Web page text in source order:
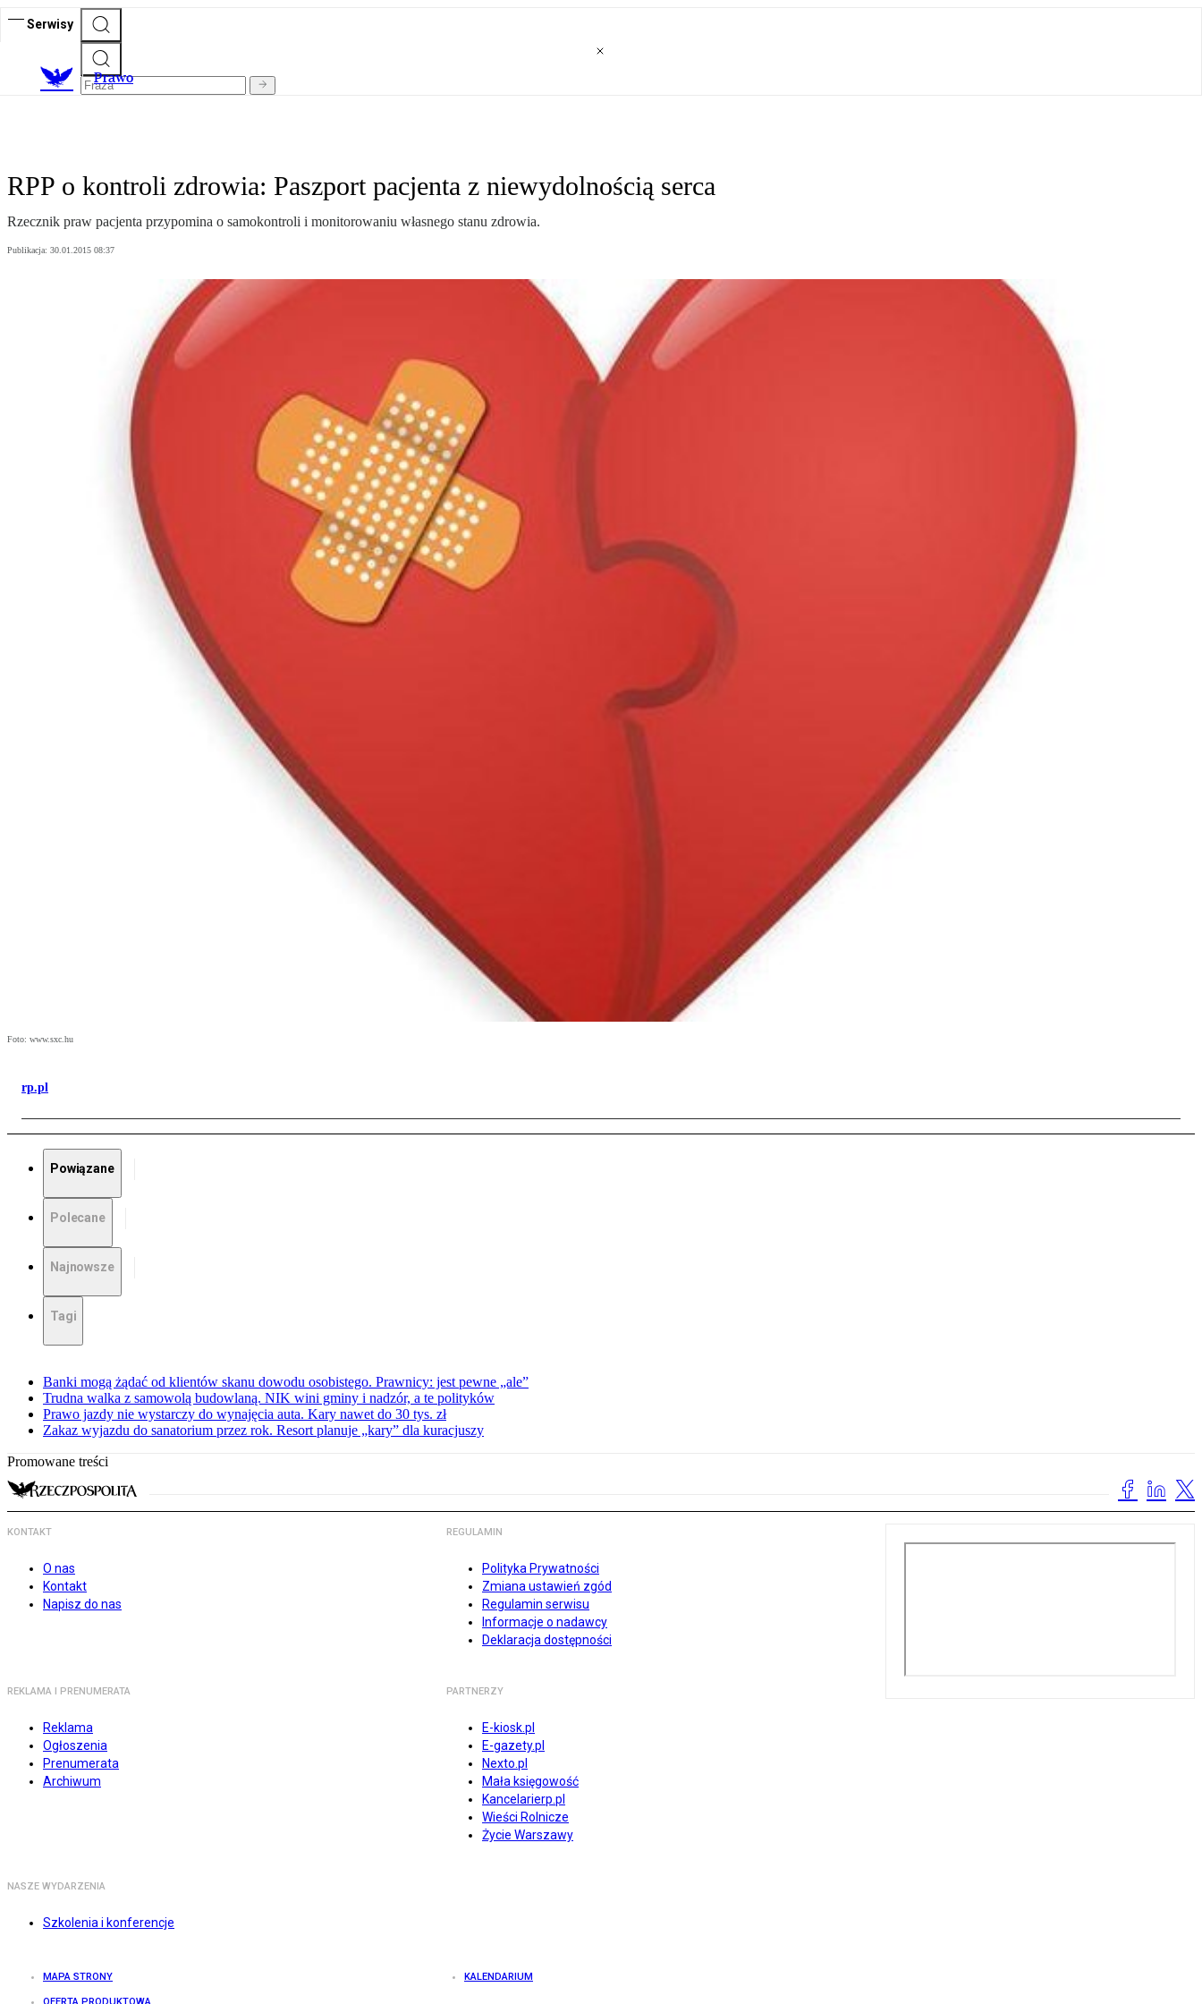
Serwisy
Prawo
RPP o kontroli zdrowia: Paszport pacjenta z niewydolnością serca
Rzecznik praw pacjenta przypomina o samokontroli i monitorowaniu własnego stanu zdrowia.
Publikacja: 30.01.2015 08:37
Foto: www.sxc.hu
rp.pl
Powiązane
Polecane
Najnowsze
Tagi
Banki mogą żądać od klientów skanu dowodu osobistego. Prawnicy: jest pewne „ale”
Trudna walka z samowolą budowlaną. NIK wini gminy i nadzór, a te polityków
Prawo jazdy nie wystarczy do wynajęcia auta. Kary nawet do 30 tys. zł
Zakaz wyjazdu do sanatorium przez rok. Resort planuje „kary” dla kuracjuszy
Promowane treści
KONTAKT
O nas
Kontakt
Napisz do nas
REGULAMIN
Polityka Prywatności
Zmiana ustawień zgód
Regulamin serwisu
Informacje o nadawcy
Deklaracja dostępności
REKLAMA I PRENUMERATA
Reklama
Ogłoszenia
Prenumerata
Archiwum
PARTNERZY
E-kiosk.pl
E-gazety.pl
Nexto.pl
Mała księgowość
Kancelarierp.pl
Wieści Rolnicze
Życie Warszawy
NASZE WYDARZENIA
Szkolenia i konferencje
MAPA STRONY KALENDARIUM